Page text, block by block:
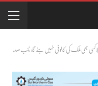
کسی بھی ملک کی کالونی نہیں بنے گا: نائب صدر